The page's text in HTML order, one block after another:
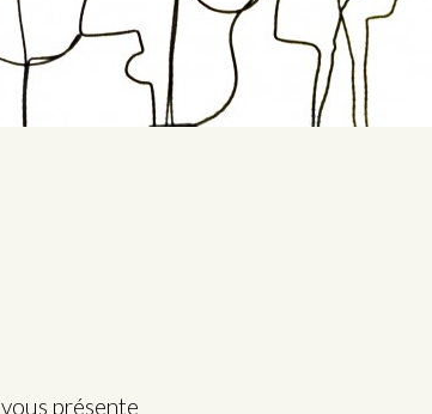
présente